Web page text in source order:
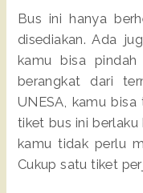
Bus ini hanya
disediakan. Ada
kamu bisa
berangkat dari
UNESA, kamu
tiket bus ini
kamu tidak perlu
Cukup satu tiket